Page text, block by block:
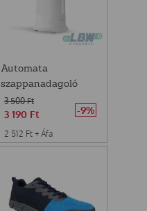
Automata
szappanadagoló
360ml
3 500Ft
3 190 Ft
2 512 Ft + Áfa
-9%